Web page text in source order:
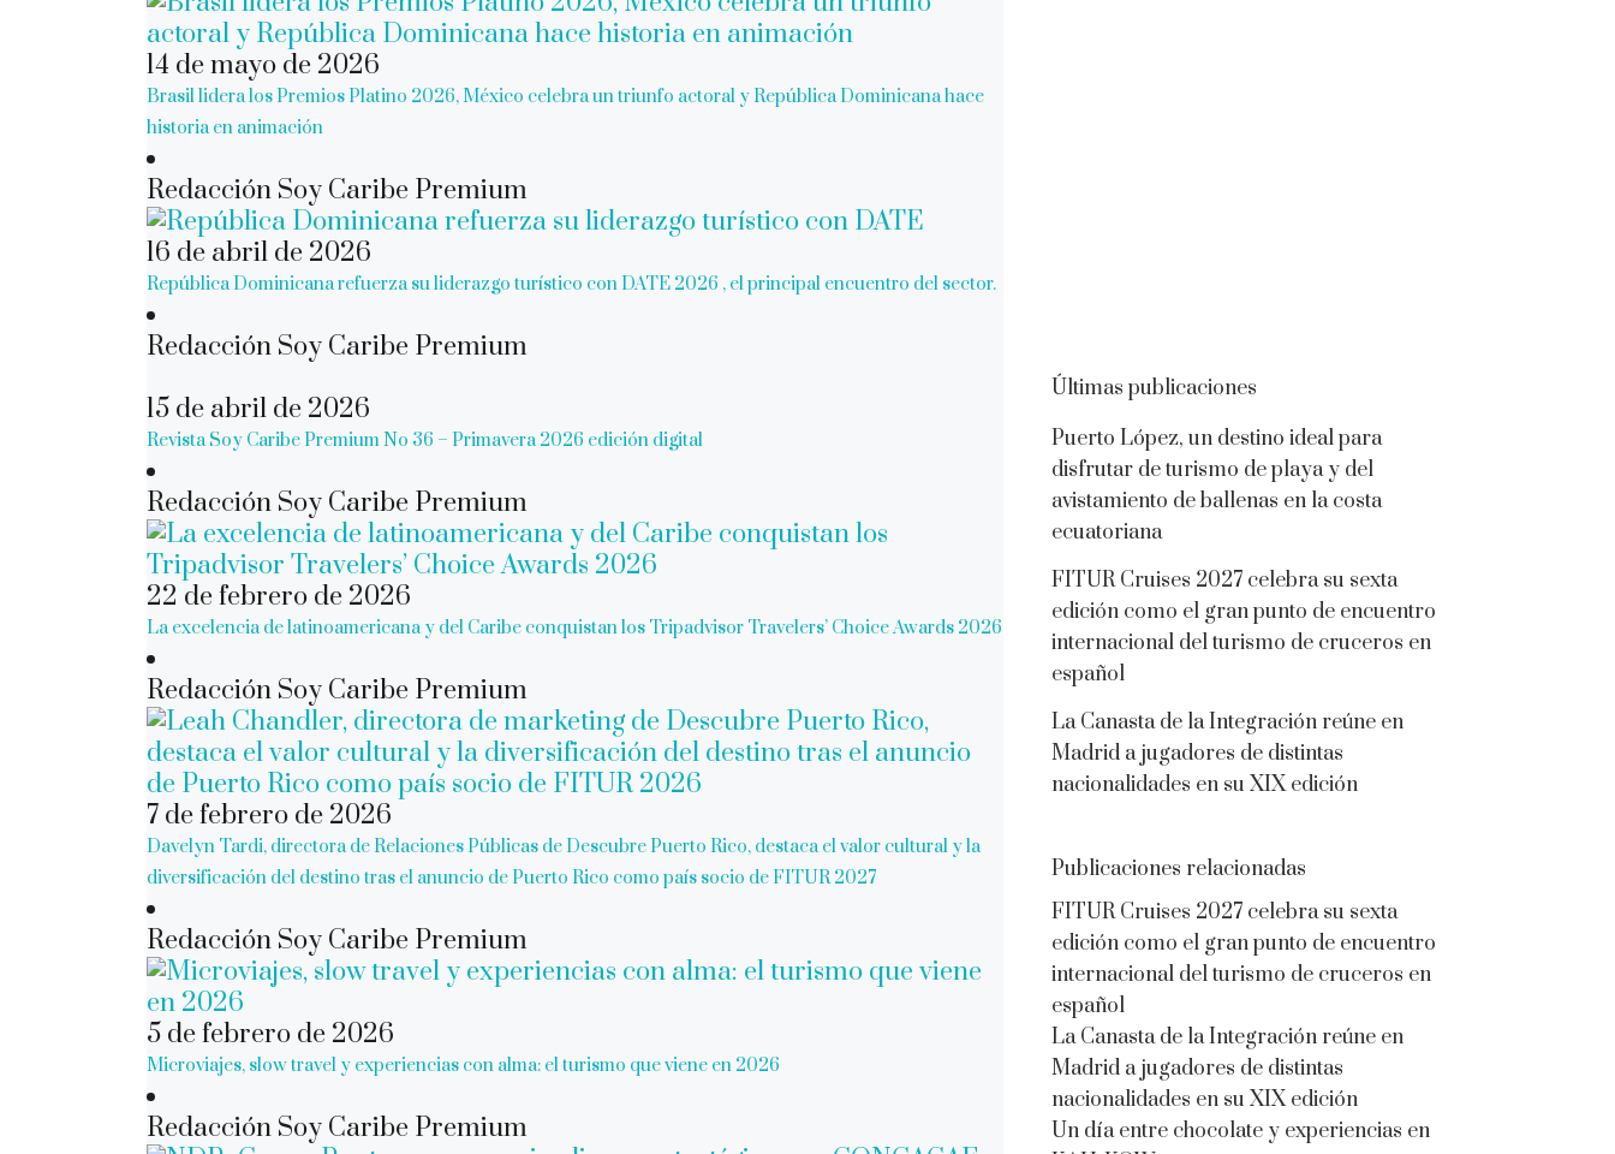
14 de mayo de 2026
Brasil lidera los Premios Platino 2026, México celebra un triunfo actoral y República Dominicana hace
historia en animación
Redacción Soy Caribe Premium
16 de abril de 2026
República Dominicana refuerza su liderazgo turístico con DATE 2026 , el principal encuentro del sector.
Redacción Soy Caribe Premium
15 de abril de 2026
Revista Soy Caribe Premium No 36 – Primavera 2026 edición digital
Redacción Soy Caribe Premium
22 de febrero de 2026
La excelencia de latinoamericana y del Caribe conquistan los Tripadvisor Travelers’ Choice Awards 2026
Redacción Soy Caribe Premium
7 de febrero de 2026
Davelyn Tardi, directora de Relaciones Públicas de Descubre Puerto Rico, destaca el valor cultural y la
diversificación del destino tras el anuncio de Puerto Rico como país socio de FITUR 2027
Redacción Soy Caribe Premium
5 de febrero de 2026
Microviajes, slow travel y experiencias con alma: el turismo que viene en 2026
Redacción Soy Caribe Premium
Últimas publicaciones
Puerto López, un destino ideal para
disfrutar de turismo de playa y del
avistamiento de ballenas en la costa
ecuatoriana
FITUR Cruises 2027 celebra su sexta
edición como el gran punto de encuentro
internacional del turismo de cruceros en
español
La Canasta de la Integración reúne en
Madrid a jugadores de distintas
nacionalidades en su XIX edición
Publicaciones relacionadas
FITUR Cruises 2027 celebra su sexta
edición como el gran punto de encuentro
internacional del turismo de cruceros en
español
La Canasta de la Integración reúne en
Madrid a jugadores de distintas
nacionalidades en su XIX edición
Un día entre chocolate y experiencias en